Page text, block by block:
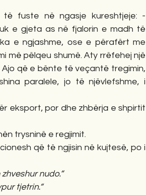
fuste në ngasje kureshtjeje: -
e gjeta as në fjalorin e madh të
më pëlqeu shumë. Aty rrëfehej një
që e bënte të veçantë tregimin,
paralele, jo të njëvlefshme, i
eksport, por dhe zhbërja e shpirtit
trysninë e regjimit.
që të ngjisin në kujtesë, po i
nudo.“
tjetrin.“